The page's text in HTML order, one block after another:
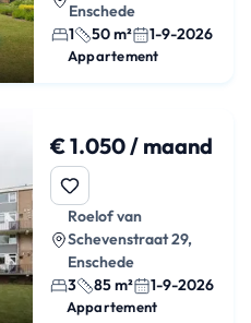
Enschede
1
50 m² 1-9-2026
Appartement
€ 1.050 / maand
Roelof van
Schevenstraat 29,
Enschede
3
85 m² 1-9-2026
Appartement